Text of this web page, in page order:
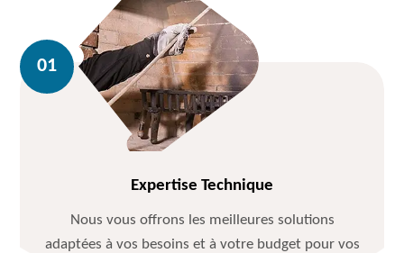
Expertise Technique
Nous vous offrons les meilleures solutions
adaptées à vos besoins et à votre budget pour vos